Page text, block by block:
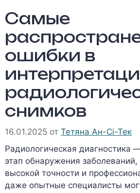
Самые
ошибки в
снимков
16.01.2025 от Тетяна Ан-Сі-Тек
Радиологическая диагностика
этап обнаружения
высокой точности и
даже опытные специалисты